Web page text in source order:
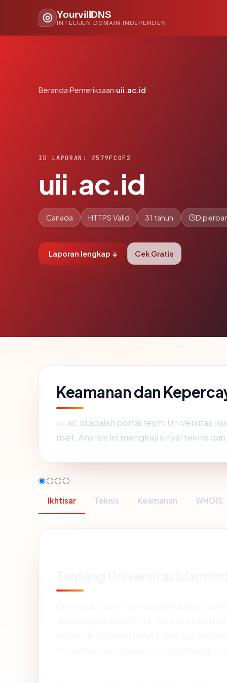
YourvillDNS
INTELIJEN DOMAIN INDEPENDEN
Beranda›Pemeriksaan›uii.ac.id
ID LAPORAN: #579FC0F2
uii.ac.id
Canada HTTPS Valid 31 tahun
Laporan lengkap ↓ Cek Gratis
Keamanan dan
uii.ac.id adalah portal resmi Universitas
riset. Analisis ini mengkaji sinyal teknis
Ikhtisar Teknis Keamanan WHOIS